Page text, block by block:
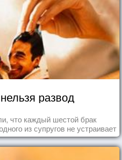
развод
что каждый шестой брак
из супругов не устраивает
выпала ему в семье.